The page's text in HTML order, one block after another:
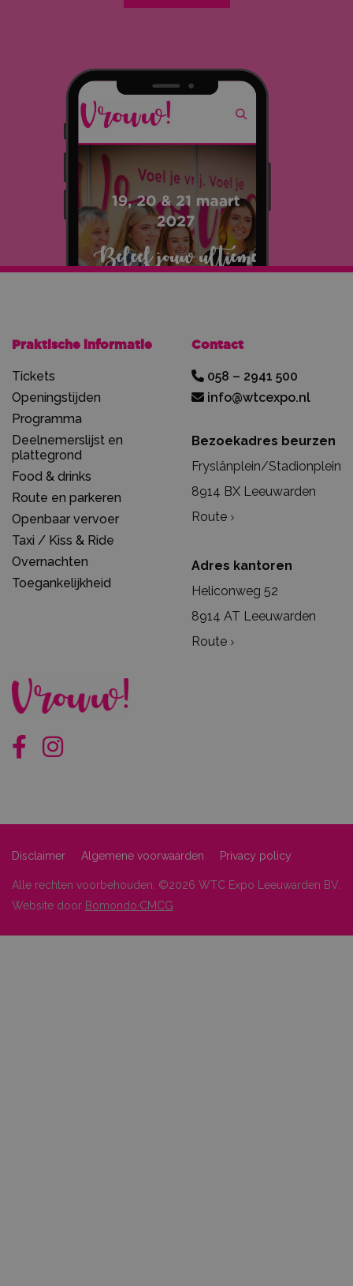
Praktische informatie
Tickets
Openingstijden
Programma
Deelnemerslijst en
plattegrond
Food & drinks
Route en parkeren
Openbaar vervoer
Taxi / Kiss & Ride
Overnachten
Toegankelijkheid
Contact
058 – 2941 500
info@wtcexpo.nl
Bezoekadres beurzen
Fryslânplein/Stadionplein
8914 BX Leeuwarden
Route
Adres kantoren
Heliconweg 52
8914 AT Leeuwarden
Route
Disclaimer Algemene voorwaarden Privacy policy
Alle rechten voorbehouden. ©2026 WTC Expo Leeuwarden BV.
Website door Bomondo·CMCG